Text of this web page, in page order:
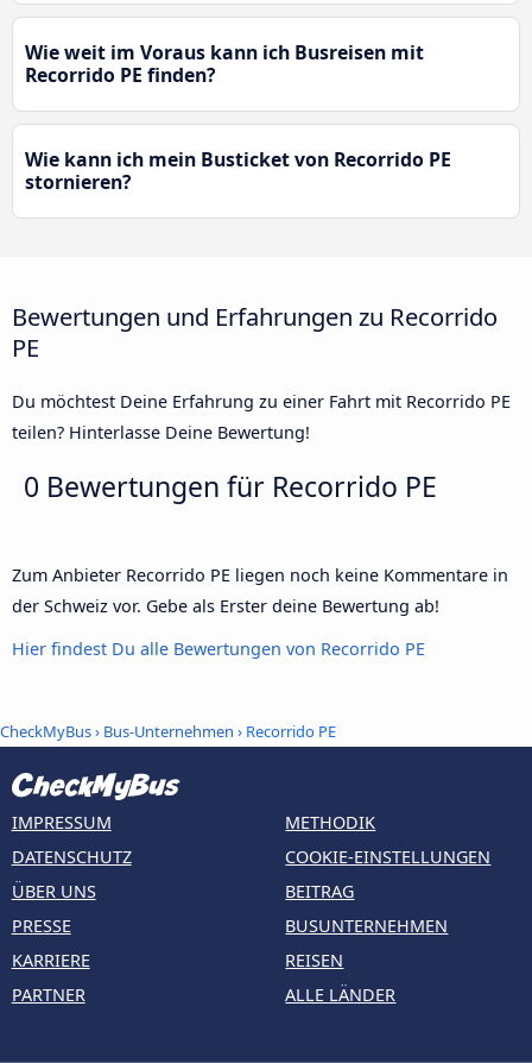
Wie weit im Voraus kann ich Busreisen mit
Recorrido PE finden?
Wie kann ich mein Busticket von Recorrido PE
stornieren?
Bewertungen und Erfahrungen zu Recorrido
PE
Du möchtest Deine Erfahrung zu einer Fahrt mit Recorrido PE
teilen? Hinterlasse Deine Bewertung!
0 Bewertungen für Recorrido PE
Zum Anbieter Recorrido PE liegen noch keine Kommentare in
der Schweiz vor. Gebe als Erster deine Bewertung ab!
Hier findest Du alle Bewertungen von Recorrido PE
CheckMyBus› Bus-Unternehmen › Recorrido PE
IMPRESSUM
DATENSCHUTZ
ÜBER UNS
PRESSE
KARRIERE
PARTNER
METHODIK
COOKIE-EINSTELLUNGEN
BEITRAG
BUSUNTERNEHMEN
REISEN
ALLE LÄNDER